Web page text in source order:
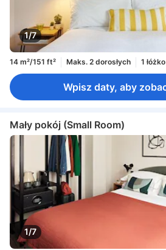
1/7
14 m²/151 ft² Maks. 2 dorosłych 1
Wpisz daty, aby
Mały pokój (Small Room)
1/7